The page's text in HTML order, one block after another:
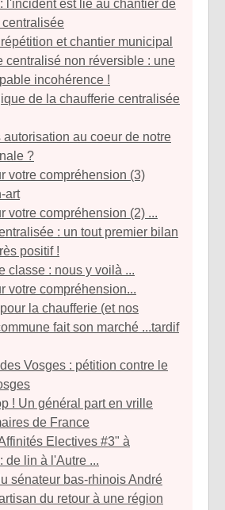
l'incident est lié au chantier de
centralisée
centralisé non réversible : une
incohérence !
?
votre compréhension (3)
art
votre compréhension (2) ...
positif !
classe : nous y voilà ...
votre compréhension...
fait son marché ...tardif
de France
de lin à l'Autre ...
du retour à une région